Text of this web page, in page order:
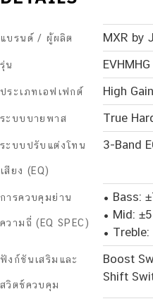
แบรนด์ / ผู้ผลิต MXR by
รุ่น EVHMHG
ประเภทเอฟเฟกต์ High
ระบบบายพาส True
ระบบปรับแต่งโทน
เสียง (EQ)
3-Band
การควบคุมย่าน
ความถี่ (EQ SPEC)
• Bass:
• Mid:
•
ฟังก์ชันเสริมและ
สวิตช์ควบคุม
Boost
Shift